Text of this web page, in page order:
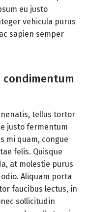
eu justo
vehicula purus
sapien semper
tellus tortor
justo fermentum
mi quam, congue
felis. Quisque
at molestie purus
Aliquam porta
faucibus lectus, in
sollicitudin